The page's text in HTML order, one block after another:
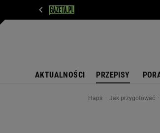
AKTUALNOŚCI PRZEPISY
Haps Jak przygotować